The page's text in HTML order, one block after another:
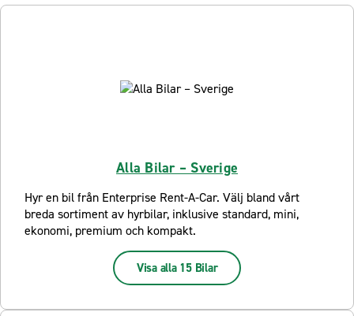
Alla Bilar – Sverige
Hyr en bil från Enterprise Rent-A-Car. Välj bland vårt
breda sortiment av hyrbilar, inklusive standard, mini,
ekonomi, premium och kompakt.
Visa alla 15 Bilar